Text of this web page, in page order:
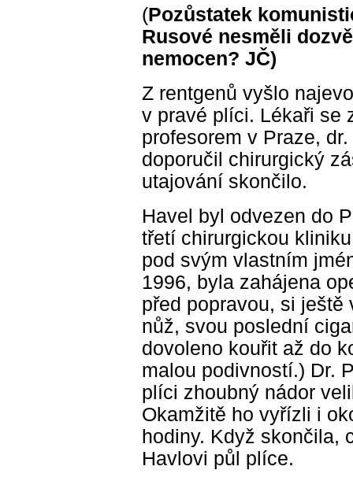
(Pozůstatek
Rusové nesměli
nemocen? JČ)
Z rentgenů vyšlo
v pravé plíci. Lékaři se
profesorem v Praze,
doporučil chirurgický
utajování skončilo.
Havel byl odvezen do
třetí chirurgickou
pod svým vlastním
1996, byla zahájena
před popravou, si
nůž, svou poslední
dovoleno kouřit až do
malou podivností.) Dr.
plíci zhoubný nádor
Okamžitě ho vyřízli i
hodiny. Když skončila,
Havlovi půl plíce.